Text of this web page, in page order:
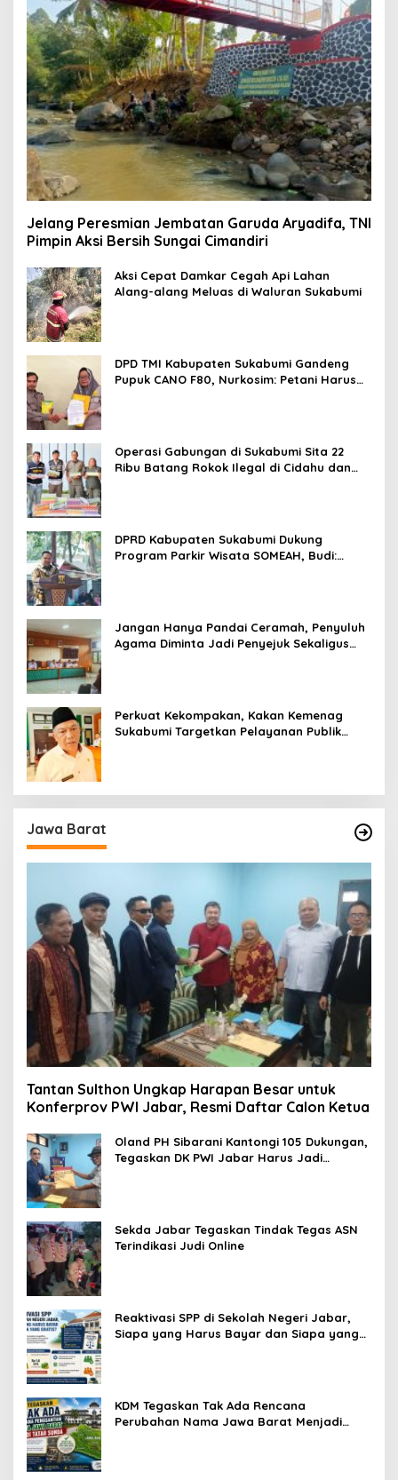
Jelang Peresmian Jembatan Garuda Aryadifa, TNI
Pimpin Aksi Bersih Sungai Cimandiri
Aksi Cepat Damkar Cegah Api Lahan
Alang-alang Meluas di Waluran Sukabumi
DPD TMI Kabupaten Sukabumi Gandeng
Pupuk CANO F80, Nurkosim: Petani Harus
Operasi Gabungan di Sukabumi Sita 22
Ribu Batang Rokok Ilegal di Cidahu dan
DPRD Kabupaten Sukabumi Dukung
Program Parkir Wisata SOMEAH, Budi:
Jangan Hanya Pandai Ceramah, Penyuluh
Agama Diminta Jadi Penyejuk Sekaligus
Perkuat Kekompakan, Kakan Kemenag
Sukabumi Targetkan Pelayanan Publik
Jawa Barat
Tantan Sulthon Ungkap Harapan Besar untuk
Konferprov PWI Jabar, Resmi Daftar Calon Ketua
Oland PH Sibarani Kantongi 105 Dukungan,
Tegaskan DK PWI Jabar Harus Jadi
Sekda Jabar Tegaskan Tindak Tegas ASN
Terindikasi Judi Online
Reaktivasi SPP di Sekolah Negeri Jabar,
Siapa yang Harus Bayar dan Siapa yang
KDM Tegaskan Tak Ada Rencana
Perubahan Nama Jawa Barat Menjadi